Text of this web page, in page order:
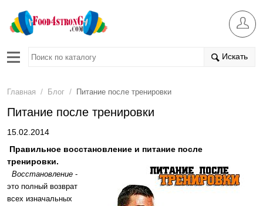
Искать
Главная / Блог / Питание после тренировки
Питание после тренировки
15.02.2014
Правильное восстановление и питание после
тренировки.
Восстановление -
это полный возврат
всех изначальных